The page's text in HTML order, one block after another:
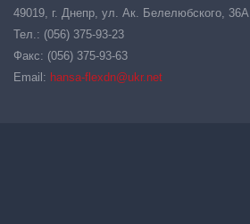
49019, г. Днепр, ул. Ак. Белелюбского, 36А
Тел.: (056) 375-93-23
Факс: (056) 375-93-63
Email: hansa-flexdn@ukr.net